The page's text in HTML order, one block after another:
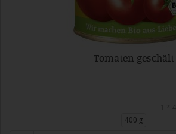
Tomaten geschält
400 g